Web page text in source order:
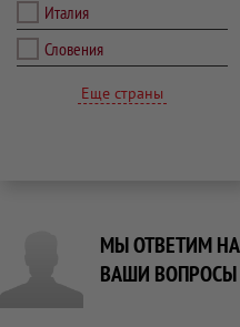
Италия
Словения
Еще страны
МЫ ОТВЕТИМ НА
ВАШИ ВОПРОСЫ